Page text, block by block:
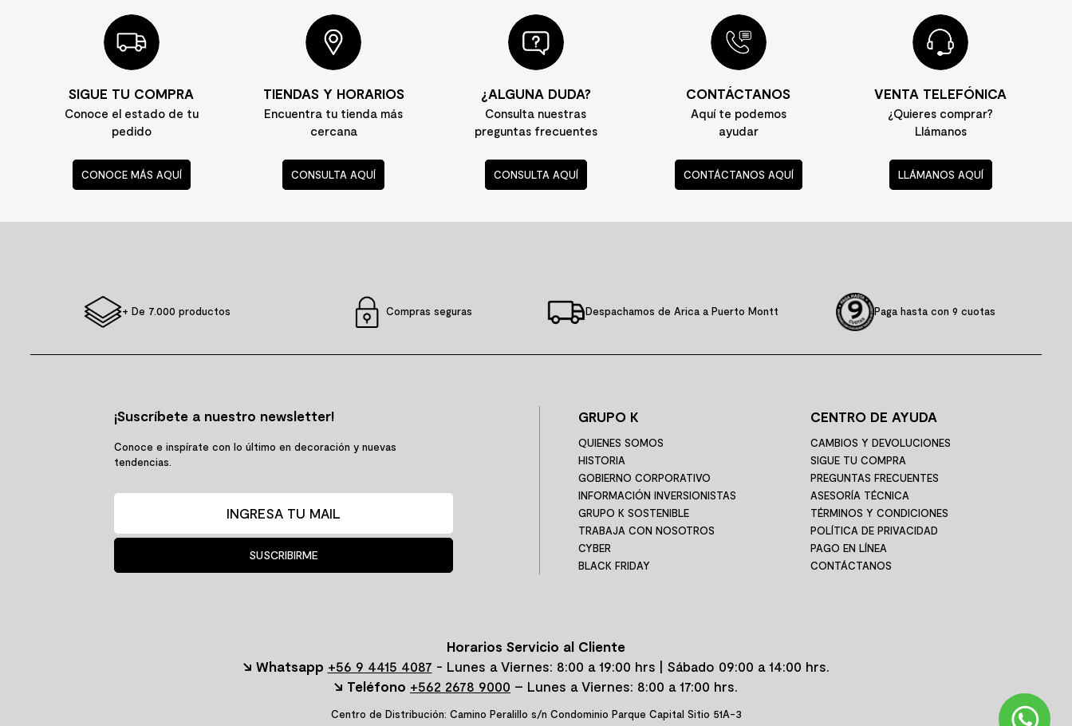
SIGUE TU COMPRA
Conoce el estado de tu
pedido
CONOCE MÁS AQUÍ
TIENDAS Y HORARIOS
Encuentra tu tienda más
cercana
CONSULTA AQUÍ
¿ALGUNA DUDA?
Consulta nuestras
preguntas frecuentes
CONSULTA AQUÍ
CONTÁCTANOS
Aquí te podemos
ayudar
CONTÁCTANOS AQUÍ
VENTA TELEFÓNICA
¿Quieres comprar?
Llámanos
LLÁMANOS AQUÍ
+ De 7.000 productos Compras seguras Despachamos de Arica a Puerto Montt Paga hasta con 9 cuotas
¡Suscríbete a nuestro newsletter!
Conoce e inspírate con lo último en decoración y nuevas
tendencias.
SUSCRIBIRME
GRUPO K
QUIENES SOMOS
HISTORIA
GOBIERNO CORPORATIVO
INFORMACIÓN INVERSIONISTAS
GRUPO K SOSTENIBLE
TRABAJA CON NOSOTROS
CYBER
BLACK FRIDAY
CENTRO DE AYUDA
CAMBIOS Y DEVOLUCIONES
SIGUE TU COMPRA
PREGUNTAS FRECUENTES
ASESORÍA TÉCNICA
TÉRMINOS Y CONDICIONES
POLÍTICA DE PRIVACIDAD
PAGO EN LÍNEA
CONTÁCTANOS
Horarios Servicio al Cliente
↘ Whatsapp +56 9 4415 4087 - Lunes a Viernes: 8:00 a 19:00 hrs | Sábado 09:00 a 14:00 hrs.
↘ Teléfono +562 2678 9000 – Lunes a Viernes: 8:00 a 17:00 hrs.
Centro de Distribución: Camino Peralillo s/n Condominio Parque Capital Sitio 51A-3